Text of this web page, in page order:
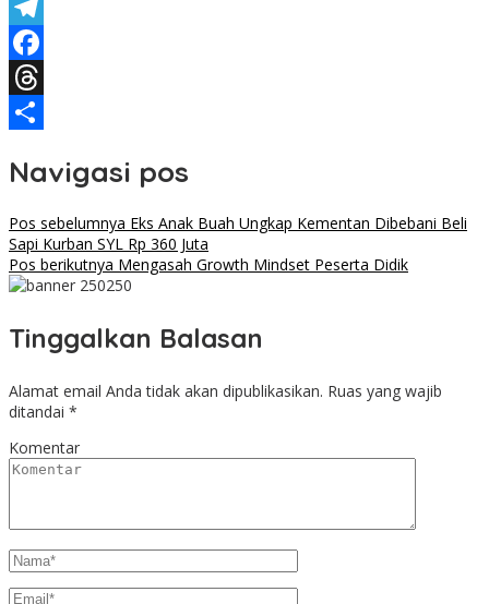
X
Telegram
Facebook
Threads
Navigasi pos
Pos sebelumnya Eks Anak Buah Ungkap Kementan Dibebani Beli
Sapi Kurban SYL Rp 360 Juta
Pos berikutnya Mengasah Growth Mindset Peserta Didik
Tinggalkan Balasan
Alamat email Anda tidak akan dipublikasikan. Ruas yang wajib
ditandai *
Komentar